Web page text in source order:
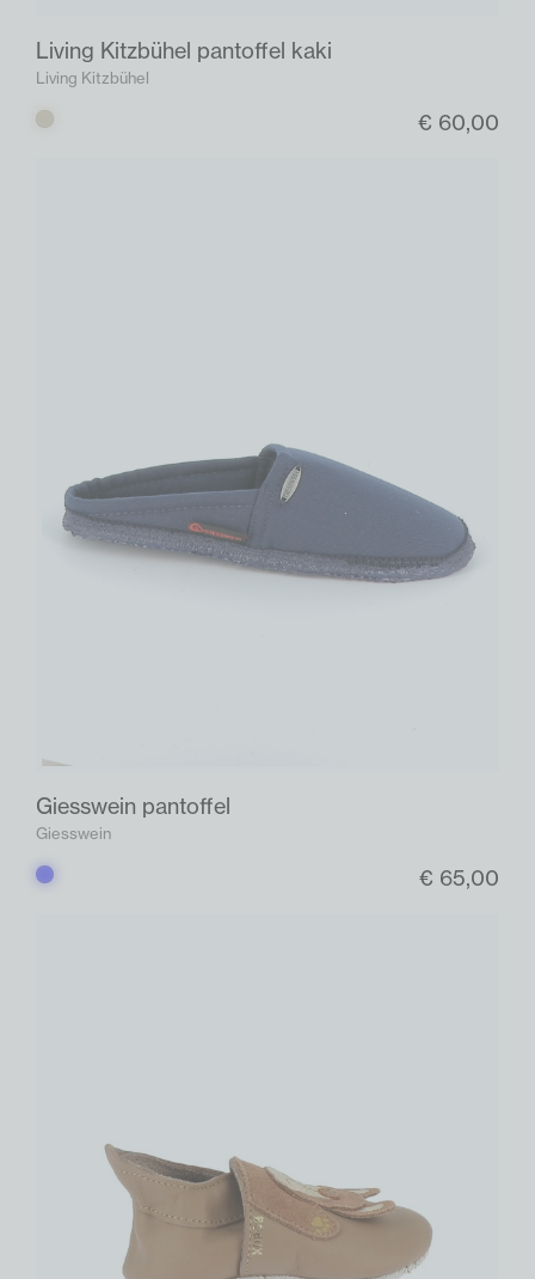
Living Kitzbühel pantoffel kaki
Living Kitzbühel
Kaki € 60,00
Giesswein pantoffel
Giesswein
Blauw € 65,00